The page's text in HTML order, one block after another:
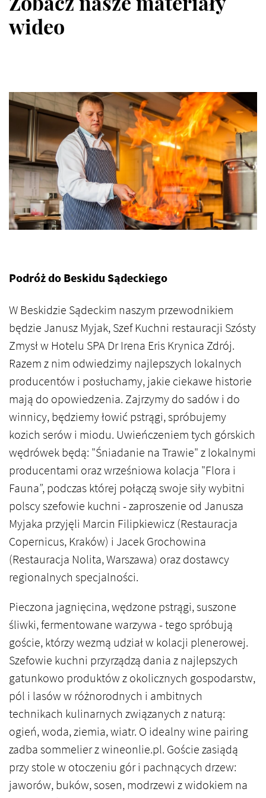
wideo
Podróż do Beskidu Sądeckiego
W Beskidzie Sądeckim naszym przewodnikiem
będzie Janusz Myjak, Szef Kuchni restauracji Szósty
Zmysł w Hotelu SPA Dr Irena Eris Krynica Zdrój.
Razem z nim odwiedzimy najlepszych lokalnych
producentów i posłuchamy, jakie ciekawe historie
mają do opowiedzenia. Zajrzymy do sadów i do
winnicy, będziemy łowić pstrągi, spróbujemy
kozich serów i miodu. Uwieńczeniem tych górskich
wędrówek będą: "Śniadanie na Trawie" z lokalnymi
producentami oraz wrześniowa kolacja "Flora i
Fauna”, podczas której połączą swoje siły wybitni
polscy szefowie kuchni - zaproszenie od Janusza
Myjaka przyjęli Marcin Filipkiewicz (Restauracja
Copernicus, Kraków) i Jacek Grochowina
(Restauracja Nolita, Warszawa) oraz dostawcy
regionalnych specjalności.
Pieczona jagnięcina, wędzone pstrągi, suszone
śliwki, fermentowane warzywa - tego spróbują
goście, którzy wezmą udział w kolacji plenerowej.
Szefowie kuchni przyrządzą dania z najlepszych
gatunkowo produktów z okolicznych gospodarstw,
pól i lasów w różnorodnych i ambitnych
technikach kulinarnych związanych z naturą:
ogień, woda, ziemia, wiatr. O idealny wine pairing
zadba sommelier z wineonlie.pl. Goście zasiądą
przy stole w otoczeniu gór i pachnących drzew:
jaworów, buków, sosen, modrzewi z widokiem na